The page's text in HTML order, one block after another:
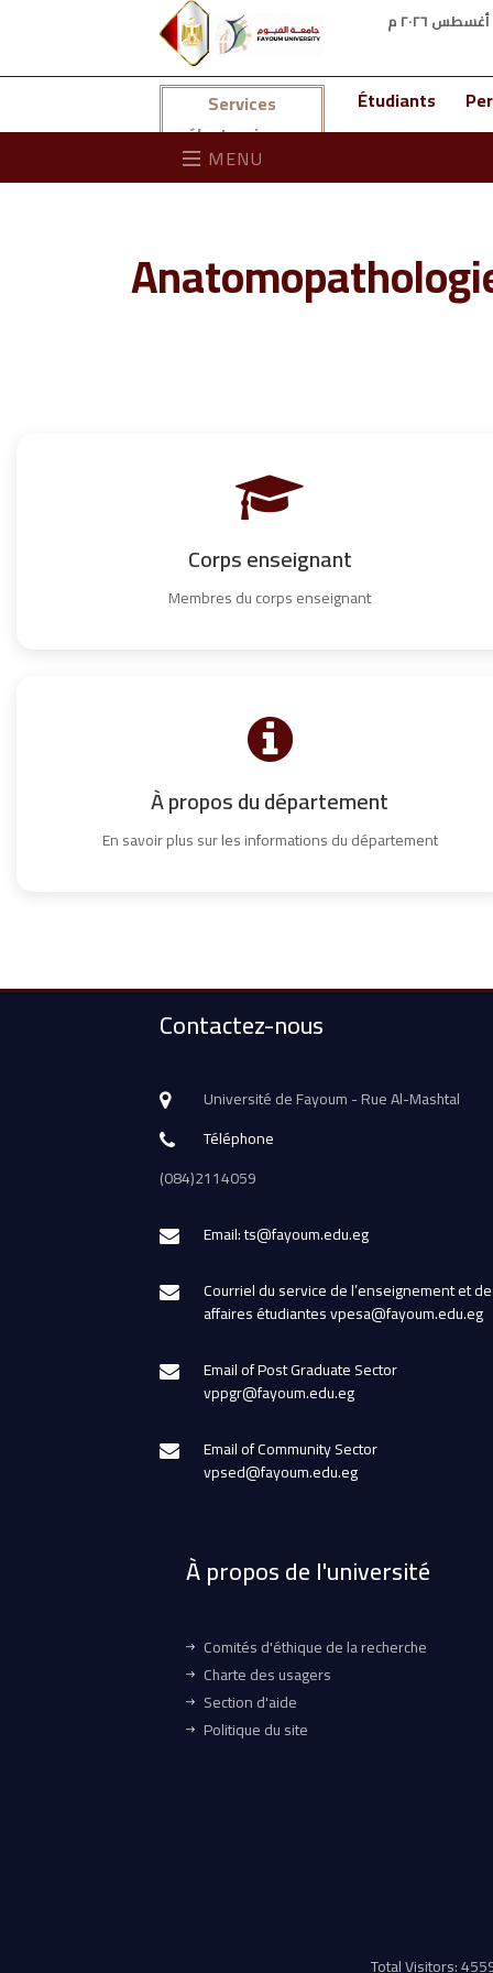
Services
électroniques
Étudiants
MENU
Corps enseignant
Membres du corps enseignant
À propos du département
En savoir plus sur les informations du département
Contactez-nous
Université de Fayoum - Rue Al-Mashtal
Téléphone
(084)2114059
Email: ts@fayoum.edu.eg
Courriel du service de l’enseignement et
affaires étudiantes vpesa@fayoum.edu.eg
Email of Post Graduate Sector
vppgr@fayoum.edu.eg
Email of Community Sector
vpsed@fayoum.edu.eg
À propos de l'université
Comités d'éthique de la recherche
Charte des usagers
Section d'aide
Politique du site
Total Visitors: